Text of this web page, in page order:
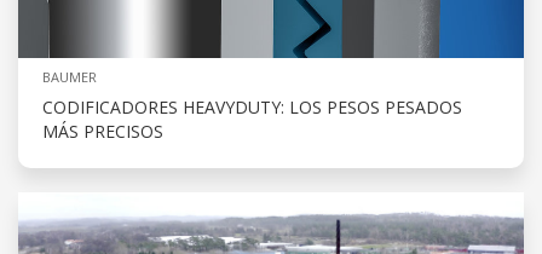
BAUMER
CODIFICADORES HEAVYDUTY: LOS PESOS PESADOS
MÁS PRECISOS